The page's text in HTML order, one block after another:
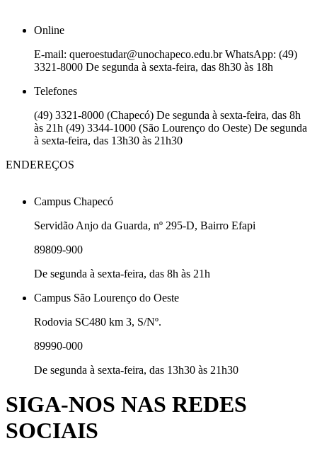
Online
E-mail: queroestudar@unochapeco.edu.br WhatsApp: (49)
3321-8000 De segunda à sexta-feira, das 8h30 às 18h
Telefones
(49) 3321-8000 (Chapecó) De segunda à sexta-feira, das 8h
às 21h (49) 3344-1000 (São Lourenço do Oeste) De segunda
à sexta-feira, das 13h30 às 21h30
ENDEREÇOS
Campus Chapecó
Servidão Anjo da Guarda, nº 295-D, Bairro Efapi
89809-900
De segunda à sexta-feira, das 8h às 21h
Campus São Lourenço do Oeste
Rodovia SC480 km 3, S/Nº.
89990-000
De segunda à sexta-feira, das 13h30 às 21h30
SIGA-NOS NAS REDES
SOCIAIS